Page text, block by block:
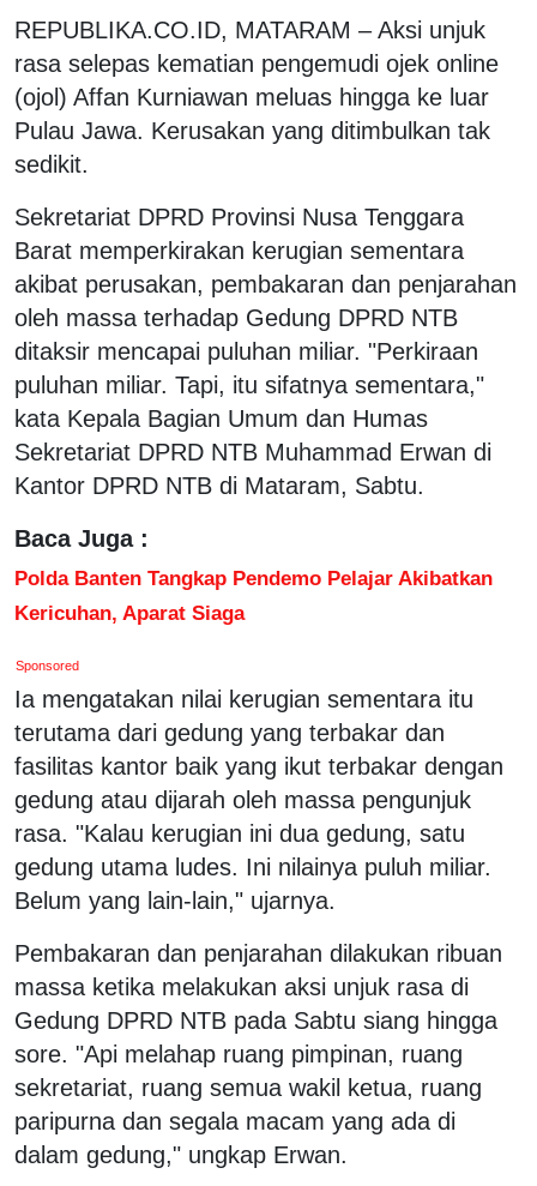
REPUBLIKA.CO.ID, MATARAM – Aksi unjuk
rasa selepas kematian pengemudi ojek online
(ojol) Affan Kurniawan meluas hingga ke luar
Pulau Jawa. Kerusakan yang ditimbulkan tak
sedikit.
Sekretariat DPRD Provinsi Nusa Tenggara
Barat memperkirakan kerugian sementara
akibat perusakan, pembakaran dan penjarahan
oleh massa terhadap Gedung DPRD NTB
ditaksir mencapai puluhan miliar. "Perkiraan
puluhan miliar. Tapi, itu sifatnya sementara,"
kata Kepala Bagian Umum dan Humas
Sekretariat DPRD NTB Muhammad Erwan di
Kantor DPRD NTB di Mataram, Sabtu.
Baca Juga :
Polda Banten Tangkap Pendemo Pelajar Akibatkan
Kericuhan, Aparat Siaga
Sponsored
Ia mengatakan nilai kerugian sementara itu
terutama dari gedung yang terbakar dan
fasilitas kantor baik yang ikut terbakar dengan
gedung atau dijarah oleh massa pengunjuk
rasa. "Kalau kerugian ini dua gedung, satu
gedung utama ludes. Ini nilainya puluh miliar.
Belum yang lain-lain," ujarnya.
Pembakaran dan penjarahan dilakukan ribuan
massa ketika melakukan aksi unjuk rasa di
Gedung DPRD NTB pada Sabtu siang hingga
sore. "Api melahap ruang pimpinan, ruang
sekretariat, ruang semua wakil ketua, ruang
paripurna dan segala macam yang ada di
dalam gedung," ungkap Erwan.